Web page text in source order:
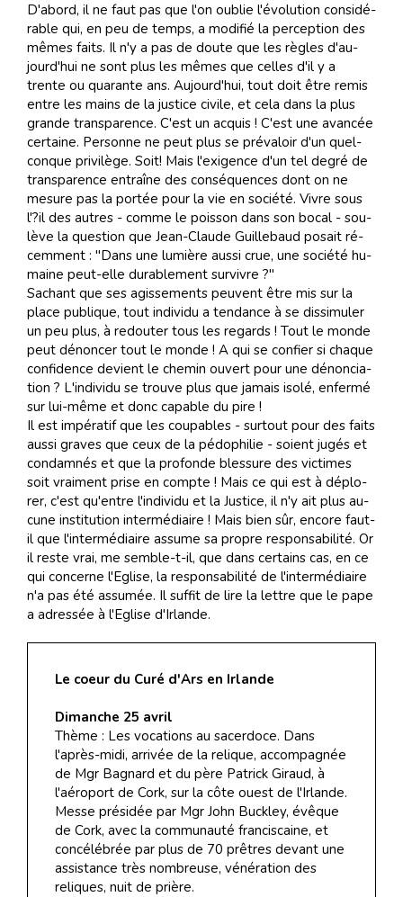
D'abord, il ne faut pas que l'on ou­blie l'évo­lu­tion con­si­dé­
ra­ble qui, en peu de temps, a mo­di­fié la per­cep­tion des
mê­mes faits. Il n'y a pas de doute que les rè­gles d'au­
jourd'hui ne sont plus les mê­mes que cel­les d'il y a
trente ou qua­rante ans. Au­jourd'hui, tout doit être re­mis
en­tre les mains de la jus­tice ci­vile, et cela dans la plus
grande trans­pa­rence. C'est un ac­quis ! C'est une avan­cée
cer­taine. Per­sonne ne peut plus se pré­va­loir d'un quel­
con­que pri­vi­lège. Soit! Mais l'exi­gence d'un tel de­gré de
trans­pa­rence en­traîne des con­sé­quen­ces dont on ne
me­sure pas la por­tée pour la vie en so­cié­té. Vi­vre sous
l'?il des au­tres - comme le pois­son dans son bo­cal - sou­
lève la ques­tion que Jean-Claude Guille­baud po­sait ré­
cem­ment : "Dans une lu­mière aus­si crue, une so­cié­té hu­
maine peut-elle du­ra­ble­ment sur­vi­vre ?"
Sa­chant que ses agis­se­ments peu­vent ­être mis sur la
place pu­bli­que, tout in­di­vi­du a ten­dance à se dis­si­mu­ler
un peu plus, à re­dou­ter tous les re­gards ! Tout le monde
peut dé­non­cer tout le monde ! A qui se con­fier si cha­que
con­fi­dence de­vient le che­min ou­vert pour une dé­non­cia­
tion ? L'in­di­vi­du se trouve plus que ja­mais iso­lé, en­fer­mé
sur lui-même et donc ca­pa­ble du pire !
Il est im­pé­ra­tif que les cou­pa­bles - sur­tout pour des faits
aus­si gra­ves que ceux de la pé­do­phi­lie - soient ju­gés et
con­dam­nés et que la pro­fonde bles­sure des vic­ti­mes
soit vraiment prise en comp­te ! Mais ce qui est à dé­plo­
rer, c'est qu'en­tre l'in­di­vi­du et la Jus­tice, il n'y ait plus au­
cune ins­ti­tu­tion in­ter­mé­diaire ! Mais bien sûr, encore faut-
il que l'intermédiaire assume sa propre responsabilité. Or
il reste vrai, me semble-t-il, que dans certains cas, en ce
qui concerne l'Eglise, la responsabilité de l'intermédiaire
n'a pas été assumée. Il suffit de lire la lettre que le pape
a adressée à l'Eglise d'Irlande.
Le coeur du Curé d'Ars en Irlande
Dimanche 25 avril
Thème : Les vocations au sacerdoce. Dans
l'après-midi, arrivée de la relique, accompagnée
de Mgr Bagnard et du père Patrick Giraud, à
l'aéroport de Cork, sur la côte ouest de l'Irlande.
Messe présidée par Mgr John Buckley, évêque
de Cork, avec la communauté franciscaine, et
concélébrée par plus de 70 prêtres devant une
assistance très nombreuse, vénération des
reliques, nuit de prière.